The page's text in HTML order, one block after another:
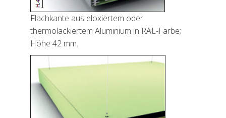
Flachkante aus eloxiertem oder
thermolackiertem Aluminium in RAL-Farbe;
Höhe 42 mm.